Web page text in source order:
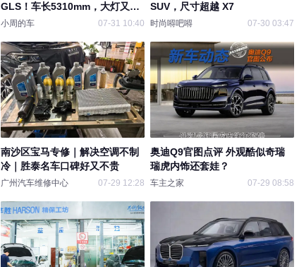
GLS！车长5310mm，大灯又玩
出新花样
小周的车 07-31 10:40
SUV，尺寸超越 X7
时尚嘚吧嘚 07-30 03:47
南沙区宝马专修｜解决空调不制
冷｜胜泰名车口碑好又不贵
广州汽车维修中心 07-29 12:28
奥迪Q9官图点评 外观酷似奇瑞
瑞虎内饰还套娃？
车主之家 07-29 08:58